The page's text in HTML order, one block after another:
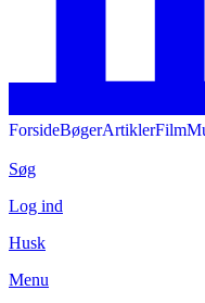
ForsideBøgerArtiklerFilm
Søg
Log ind
Husk
Menu